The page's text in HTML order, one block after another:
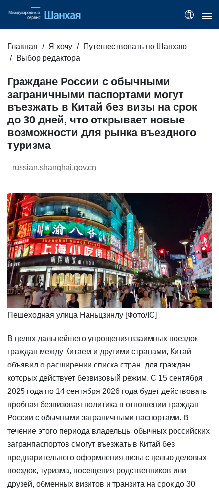
Главная Я хочу
Путешествовать по Шанхаю
Выбор редактора
Граждане России с обычными
заграничными паспортами могут
въезжать в Китай без визы на срок
до 30 дней, что открывает новые
возможности для рынка въездного
туризма
russian.shanghai.gov.cn
Пешеходная улица Наньцзинлу​ [Фото/IC]
В целях дальнейшего упрощения взаимных поездок
граждан между Китаем и другими странами, Китай
объявил о расширении списка стран, для граждан
которых действует безвизовый режим. С 15 сентября
2025 года по 14 сентября 2026 года будет действовать
пробная безвизовая политика в отношении граждан
России с обычными заграничными паспортами. В
течение этого периода владельцы обычных российских
загранпаспортов смогут въезжать в Китай без
предварительного оформления визы с целью деловых
поездок, туризма, посещения родственников или
друзей, обменных визитов и транзита на срок до 30